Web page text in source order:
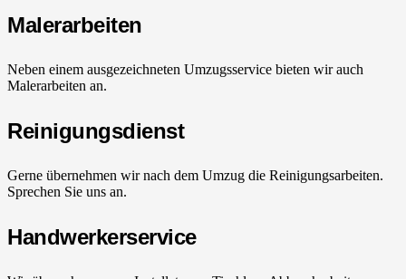
Malerarbeiten
Neben einem ausgezeichneten Umzugsservice bieten wir auch
Malerarbeiten an.
Reinigungsdienst
Gerne übernehmen wir nach dem Umzug die Reinigungsarbeiten.
Sprechen Sie uns an.
Handwerkerservice